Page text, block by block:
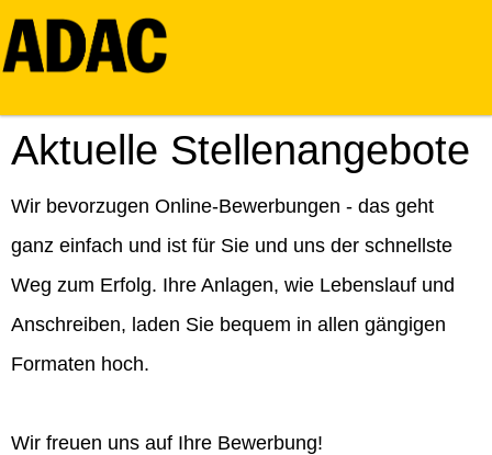
Aktuelle Stellenangebote
Wir bevorzugen Online-Bewerbungen - das geht
ganz einfach und ist für Sie und uns der schnellste
Weg zum Erfolg. Ihre Anlagen, wie Lebenslauf und
Anschreiben, laden Sie bequem in allen gängigen
Formaten hoch.
Wir freuen uns auf Ihre Bewerbung!